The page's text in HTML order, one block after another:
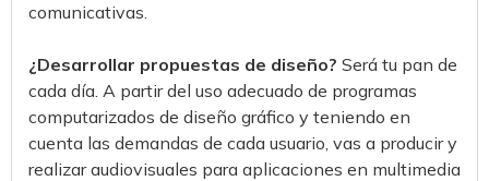
comunicativas.
¿Desarrollar propuestas de diseño? Será tu pan de
cada día. A partir del uso adecuado de programas
computarizados de diseño gráfico y teniendo en
cuenta las demandas de cada usuario, vas a producir y
realizar audiovisuales para aplicaciones en multimedia